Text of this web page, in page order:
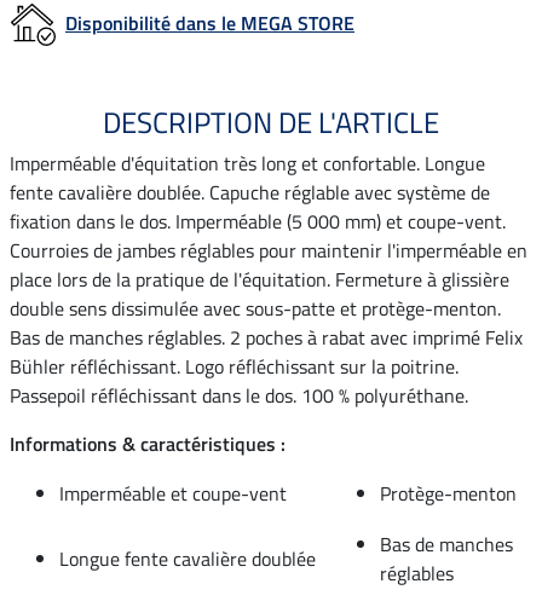
Disponibilité dans le MEGA STORE
DESCRIPTION DE L'ARTICLE
Imperméable d'équitation très long et confortable. Longue
fente cavalière doublée. Capuche réglable avec système de
fixation dans le dos. Imperméable (5 000 mm) et coupe-vent.
Courroies de jambes réglables pour maintenir l'imperméable en
place lors de la pratique de l'équitation. Fermeture à glissière
double sens dissimulée avec sous-patte et protège-menton.
Bas de manches réglables. 2 poches à rabat avec imprimé Felix
Bühler réfléchissant. Logo réfléchissant sur la poitrine.
Passepoil réfléchissant dans le dos. 100 % polyuréthane.
Informations & caractéristiques :
Imperméable et coupe-vent
Protège-menton
Longue fente cavalière doublée
Bas de manches
réglables